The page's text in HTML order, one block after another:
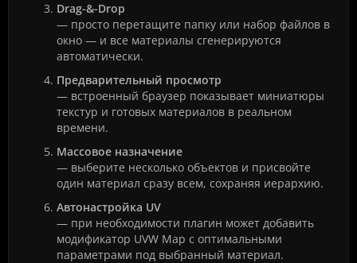
Drag-&-Drop
— просто перетащите папку или набор файлов в
окно — и все материалы сгенерируются
автоматически.
Предварительный просмотр
— встроенный браузер показывает миниатюры
текстур и готовых материалов в реальном
времени.
Массовое назначение
— выберите несколько объектов и присвойте
один материал сразу всем, сохраняя иерархию.
Автонастройка UV
— при необходимости плагин может добавить
модификатор UVW Map с оптимальными
параметрами под выбранный материал.